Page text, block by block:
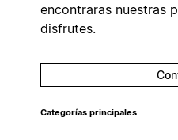
encontraras nuestras
disfrutes.
Categorías principales